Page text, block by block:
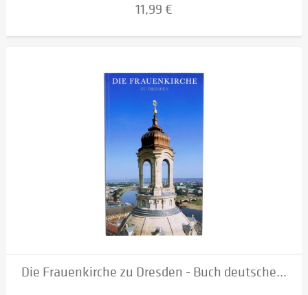
11,99 €
Die Frauenkirche zu Dresden - Buch deutsche...